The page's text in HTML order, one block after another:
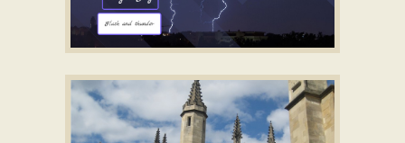
with Slices Animation